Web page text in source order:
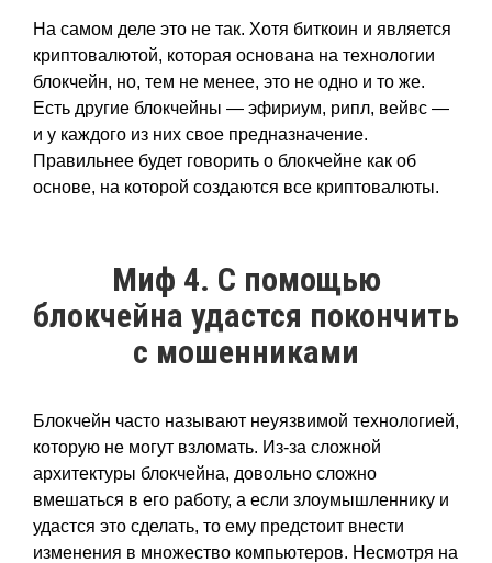
На самом деле это не так. Хотя биткоин и является
криптовалютой, которая основана на технологии
блокчейн, но, тем не менее, это не одно и то же.
Есть другие блокчейны — эфириум, рипл, вейвс —
и у каждого из них свое предназначение.
Правильнее будет говорить о блокчейне как об
основе, на которой создаются все криптовалюты.
Миф 4. С помощью
блокчейна удастся покончить
с мошенниками
Блокчейн часто называют неуязвимой технологией,
которую не могут взломать. Из-за сложной
архитектуры блокчейна, довольно сложно
вмешаться в его работу, а если злоумышленнику и
удастся это сделать, то ему предстоит внести
изменения в множество компьютеров. Несмотря на